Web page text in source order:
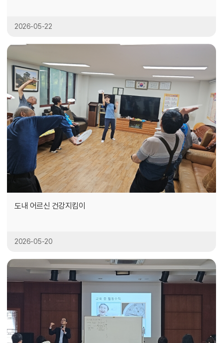
2026-05-22
도내 어르신 건강지킴이
2026-05-20